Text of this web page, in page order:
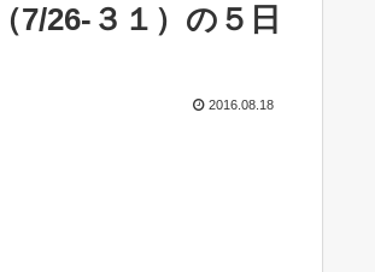
26-３１）の５日
2016.08.18